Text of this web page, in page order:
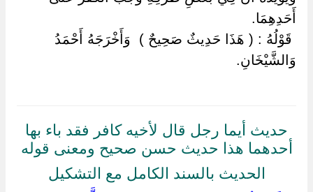
أَحَدِهِمَا.
‏ ‏قَوْلُهُ : ( هَذَا حَدِيثٌ صَحِيحٌ ) ‏ ‏وَأَخْرَجَهُ أَحْمَدُ
وَالشَّيْخَانِ.
حديث أيما رجل قال لأخيه كافر فقد باء بها
أحدهما هذا حديث حسن صحيح ومعنى قوله
الحديث بالسند الكامل مع التشكيل